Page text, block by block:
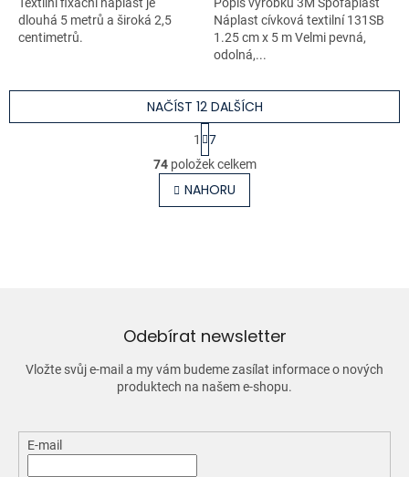
Textilní fixační náplast je
dlouhá 5 metrů a široká 2,5
centimetrů.
Popis výrobku 3M Spofaplast
Náplast cívková textilní 131SB
1.25 cm x 5 m Velmi pevná,
odolná,...
O
v
l
á
v
k
y
v
ý
i
NAČÍST 12 DALŠÍCH
S
t
r
á
n
k
1
7
74položek celkem
NAHORU
Odebírat newsletter
Vložte svůj e-mail a my vám budeme zasílat informace o nových
produktech na našem e-shopu.
E-mail